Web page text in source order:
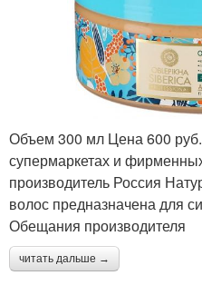
Объем 300 мл Цена 600 руб.
супермаркетах и
производитель Россия
волос предназначена для
Обещания производителя
читать дальше →